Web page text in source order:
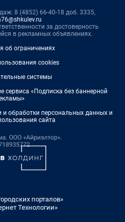
8 (4852) 66-40-18 доб. 3335,
за достоверность
в рекламных объявлениях.
об ограничениях
cookies
системы
сервиса «Подписка без баннерной
обработки персональных данных и
сайта
порталов»
Технологии»